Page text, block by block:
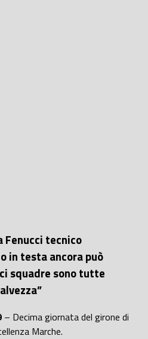
Fenucci tecnico
in testa ancora può
squadre sono tutte
– Decima giornata del girone di
Marche.